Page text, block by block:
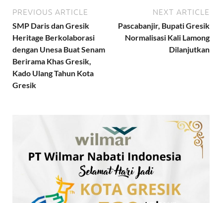
PREVIOUS ARTICLE
SMP Daris dan Gresik
Heritage Berkolaborasi
dengan Unesa Buat Senam
Berirama Khas Gresik,
Kado Ulang Tahun Kota
Gresik
NEXT ARTICLE
Pascabanjir, Bupati Gresik
Normalisasi Kali Lamong
Dilanjutkan